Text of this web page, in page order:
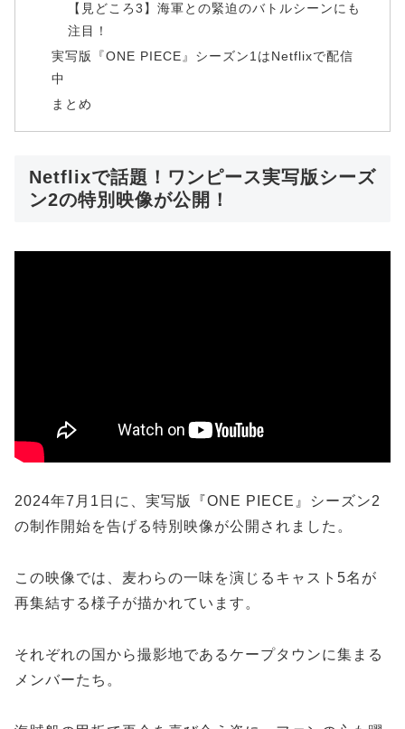
【見どころ3】海軍との緊迫のバトルシーンにも
注目！
実写版『ONE PIECE』シーズン1はNetflixで配信
中
まとめ
Netflixで話題！ワンピース実写版シーズ
ン2の特別映像が公開！
2024年7月1日に、実写版『ONE PIECE』シーズン2
の制作開始を告げる特別映像が公開されました。
この映像では、麦わらの一味を演じるキャスト5名が
再集結する様子が描かれています。
それぞれの国から撮影地であるケープタウンに集まる
メンバーたち。